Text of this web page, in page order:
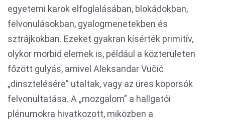
egyetemi karok elfoglalásában, blokádokban,
felvonulásokban, gyalogmenetekben és
sztrájkokban. Ezeket gyakran kísérték primitív,
olykor morbid elemek is, például a közterületen
főzött gulyás, amivel Aleksandar Vučić
„dinsztelésére” utaltak, vagy az üres koporsók
felvonultatása. A „mozgalom” a hallgatói
plénumokra hivatkozott, miközben a